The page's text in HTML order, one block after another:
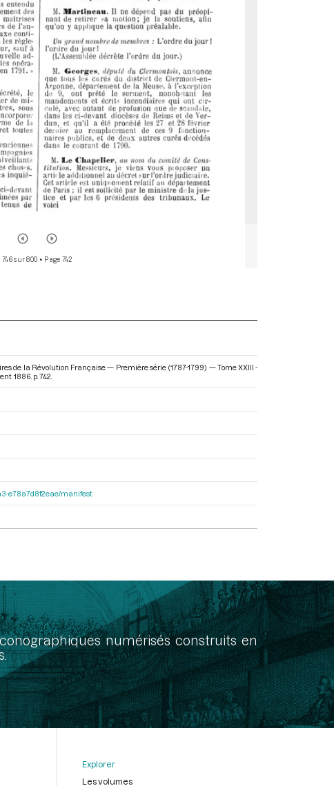
746 sur 800 • Page 742
de la Révolution Française — Première série (1787-1799) — Tome XXIII -
1886. p. 742.
e78a7d8f2eae/manifest
numérisés construits en
Explorer
Les volumes